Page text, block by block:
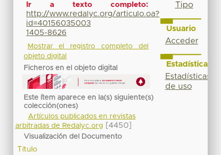
Ir a texto completo:
http://www.redalyc.org/articulo.oa?
id=40156035003
1405-8626
Mostrar el registro completo del
objeto digital
Ficheros en el objeto digital
Este ítem aparece en la(s) siguiente(s)
colección(ones)
Artículos publicados en revistas
arbitradas de Redalyc.org
[4450]
Visualización del Documento
Título
Tipo
Usuario
Acceder
Estadísticas
Estadísticas
de uso